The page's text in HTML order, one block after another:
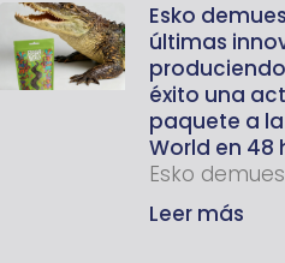
Esko
últimas
éxito una
paquete a
World en 48
Esko
Leer más